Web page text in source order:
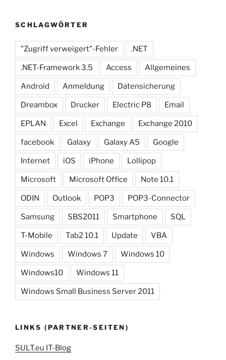
SCHLAGWÖRTER
"Zugriff verweigert"-Fehler .NET
.NET-Framework 3.5 Access Allgemeines
Android Anmeldung Datensicherung
Dreambox Drucker Electric P8 Email
EPLAN Excel Exchange Exchange 2010
facebook Galaxy Galaxy A5 Google
Internet iOS iPhone Lollipop
Microsoft Microsoft Office Note 10.1
ODIN Outlook POP3 POP3-Connector
Samsung SBS2011 Smartphone SQL
T-Mobile Tab2 10.1 Update VBA
Windows Windows 7 Windows 10
Windows10 Windows 11
Windows Small Business Server 2011
LINKS (PARTNER-SEITEN)
SULT.eu IT-Blog